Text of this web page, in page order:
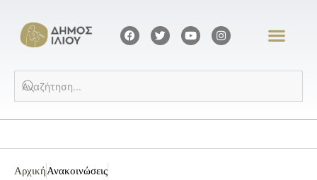
ΑρχικήΑνακοινώσεις